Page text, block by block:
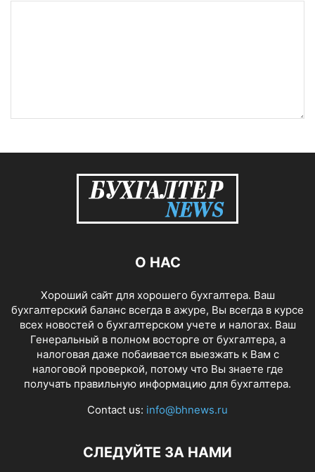
О НАС
Хороший сайт для хорошего бухгалтера. Ваш
бухгалтерский баланс всегда в ажуре, Вы всегда в курсе
всех новостей о бухгалтерском учете и налогах. Ваш
Генеральный в полном восторге от бухгалтера, а
налоговая даже побаивается выезжать к Вам с
налоговой проверкой, потому что Вы знаете где
получать правильную информацию для бухгалтера.
Contact us: info@bhnews.ru
СЛЕДУЙТЕ ЗА НАМИ